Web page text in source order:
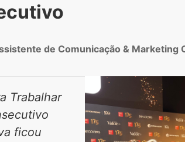
de Comunicação & Marketing
Trabalhar
ficou